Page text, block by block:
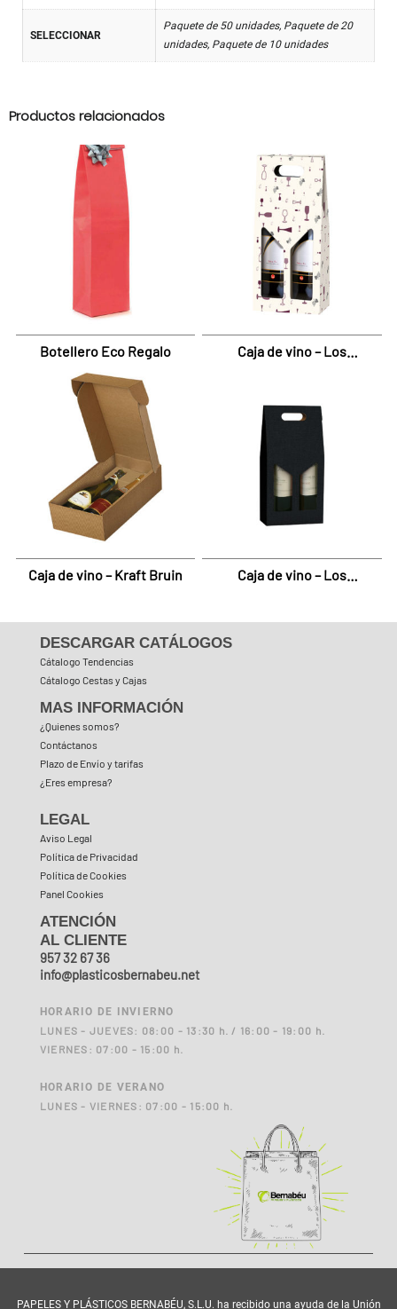
SELECCIONAR
Paquete de 50 unidades, Paquete de 20
unidades, Paquete de 10 unidades
Productos relacionados
Botellero Eco Regalo
Caja de vino – Los
Caja de vino – Kraft Bruin
Caja de vino – Los
DESCARGAR CATÁLOGOS
Cátalogo Tendencias
Cátalogo Cestas y Cajas
MAS INFORMACIÓN
¿Quienes somos?
Contáctanos
Plazo de Envío y tarifas
¿Eres empresa?
LEGAL
Aviso Legal
Política de Privacidad
Política de Cookies
Panel Cookies
ATENCIÓN
AL CLIENTE
957 32 67 36
info@plasticosbernabeu.net
HORARIO DE INVIERNO
LUNES - JUEVES: 08:00 - 13:30 h. / 16:00 - 19:00 h.
VIERNES: 07:00 - 15:00 h.
HORARIO DE VERANO
LUNES - VIERNES: 07:00 - 15:00 h.
PAPELES Y PLÁSTICOS BERNABÉU, S.L.U. ha recibido una ayuda de la Unión